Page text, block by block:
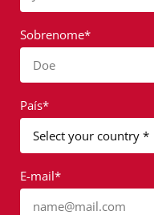
Sobrenome*
Doe
País*
E-mail*
name@mail.com